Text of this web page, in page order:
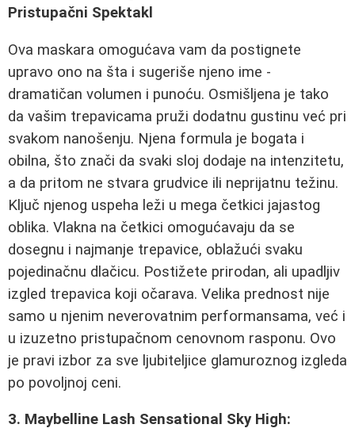
Pristupačni Spektakl
Ova maskara omogućava vam da postignete
upravo ono na šta i sugeriše njeno ime -
dramatičan volumen i punoću. Osmišljena je tako
da vašim trepavicama pruži dodatnu gustinu već pri
svakom nanošenju. Njena formula je bogata i
obilna, što znači da svaki sloj dodaje na intenzitetu,
a da pritom ne stvara grudvice ili neprijatnu težinu.
Ključ njenog uspeha leži u mega četkici jajastog
oblika. Vlakna na četkici omogućavaju da se
dosegnu i najmanje trepavice, oblažući svaku
pojedinačnu dlačicu. Postižete prirodan, ali upadljiv
izgled trepavica koji očarava. Velika prednost nije
samo u njenim neverovatnim performansama, već i
u izuzetno pristupačnom cenovnom rasponu. Ovo
je pravi izbor za sve ljubiteljice glamuroznog izgleda
po povoljnoj ceni.
3. Maybelline Lash Sensational Sky High: